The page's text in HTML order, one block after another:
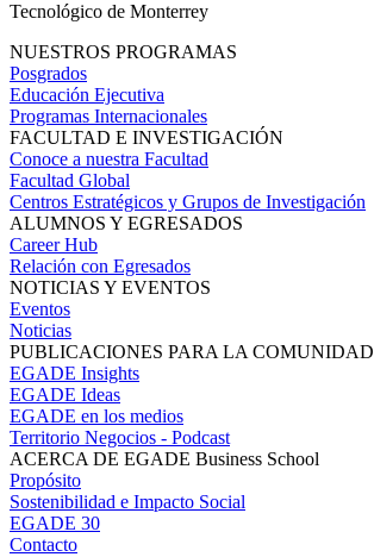
Tecnológico de Monterrey
NUESTROS PROGRAMAS
Posgrados
Educación Ejecutiva
Programas Internacionales
FACULTAD E INVESTIGACIÓN
Conoce a nuestra Facultad
Facultad Global
Centros Estratégicos y Grupos de Investigación
ALUMNOS Y EGRESADOS
Career Hub
Relación con Egresados
NOTICIAS Y EVENTOS
Eventos
Noticias
PUBLICACIONES PARA LA COMUNIDAD
EGADE Insights
EGADE Ideas
EGADE en los medios
Territorio Negocios - Podcast
ACERCA DE EGADE Business School
Propósito
Sostenibilidad e Impacto Social
EGADE 30
Contacto